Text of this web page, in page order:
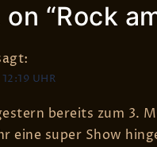
“Rock
UHR
bereits zum 3.
eine super Show